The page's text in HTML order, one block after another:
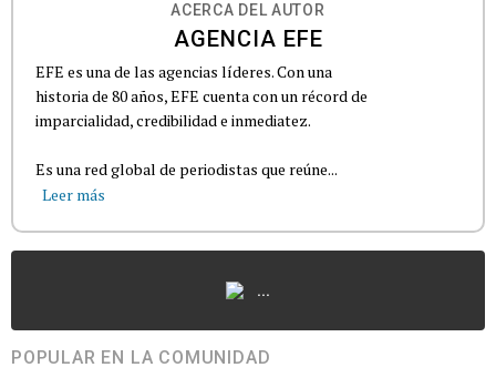
ACERCA DEL AUTOR
AGENCIA EFE
EFE es una de las agencias líderes. Con una
historia de 80 años, EFE cuenta con un récord de
imparcialidad, credibilidad e inmediatez.
Es una red global de periodistas que reúne...
Leer más
...
POPULAR EN LA COMUNIDAD